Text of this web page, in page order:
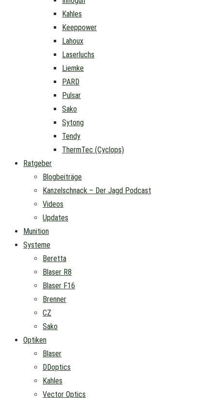
Kahles
Keeppower
Lahoux
Laserluchs
Liemke
PARD
Pulsar
Sako
Sytong
Tendy
ThermTec (Cyclops)
Ratgeber
Blogbeiträge
Kanzelschnack – Der Jagd Podcast
Videos
Updates
Munition
Systeme
Beretta
Blaser R8
Blaser F16
Brenner
CZ
Sako
Optiken
Blaser
DDoptics
Kahles
Vector Optics